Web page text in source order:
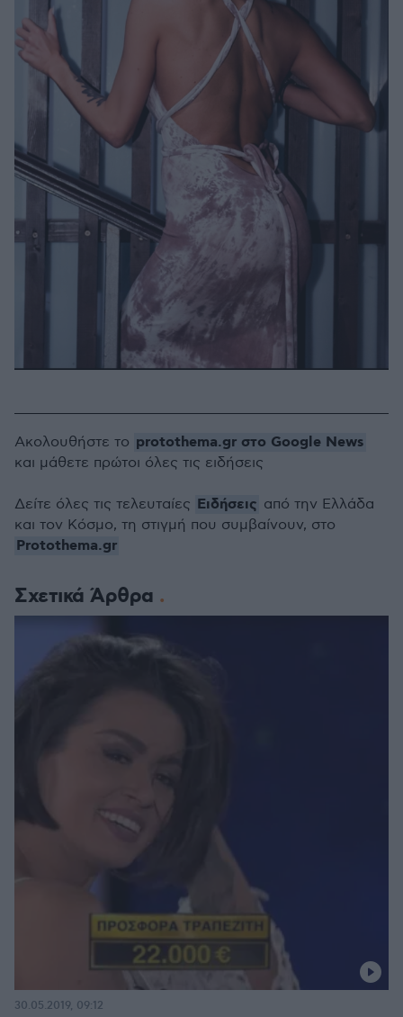
Σχετικά Άρθρα
30.05.2019, 09:12
Ακολουθήστε το protothema.gr στο Google News
και μάθετε πρώτοι όλες τις ειδήσεις
Δείτε όλες τις τελευταίες Ειδήσεις από την Ελλάδα
και τον Κόσμο, τη στιγμή που συμβαίνουν, στο
Protothema.gr